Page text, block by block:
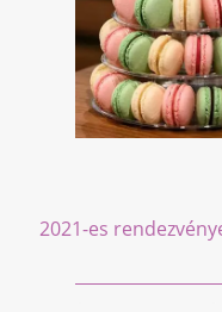
2021-es